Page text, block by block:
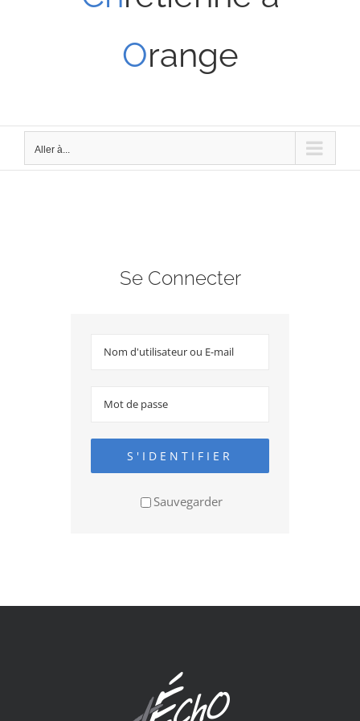
Orange
Aller à...
Se Connecter
S'IDENTIFIER
Sauvegarder